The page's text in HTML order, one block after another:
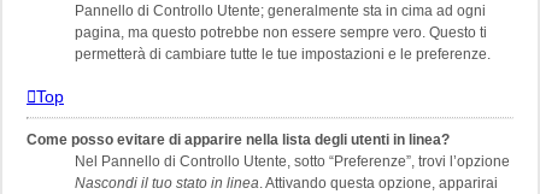
Pannello di Controllo Utente; generalmente sta in cima ad ogni
pagina, ma questo potrebbe non essere sempre vero. Questo ti
permetterà di cambiare tutte le tue impostazioni e le preferenze.
Top
Come posso evitare di apparire nella lista degli utenti in linea?
Nel Pannello di Controllo Utente, sotto “Preferenze”, trovi l’opzione
Nascondi il tuo stato in linea . Attivando questa opzione, apparirai